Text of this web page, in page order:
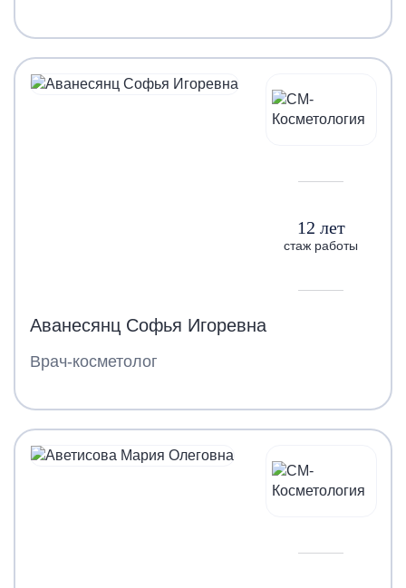
12 лет
стаж работы
Аванесянц Софья Игоревна
Врач-косметолог